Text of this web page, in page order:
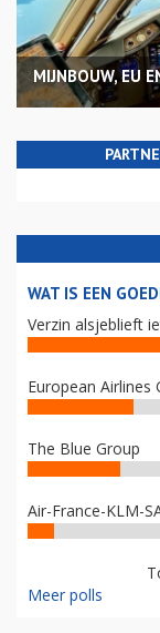
MIJNBOUW, EU
WAT IS EEN
Verzin alsjeblieft
European Airlines
The Blue Group
Air-France-KLM-
Meer polls